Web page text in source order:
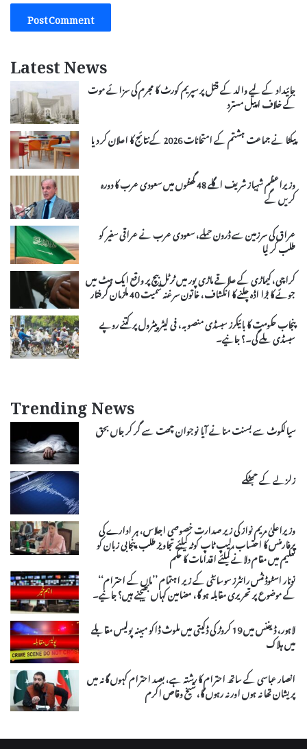
Latest News
جائیداد کے لیے والد کے قتل پر سپریم کورٹ کا مجرم کی سزائے موت
کے خلاف اپیل مسترد
پیکٹا نے جماعت ہشتم کے امتحانات 2026 کے نتائج کا اعلان کر دیا
وزیراعظم شہباز شریف اگلے 48 گھنٹوں میں سعودی عرب کا دورہ
کریں گے
عراق کی سرزمین سے ڈرون حملے، سعودی عرب نے عراقی سفیر کو
طلب کر لیا
کراچی، کیماڑی کے علاقے ماڑی پور میں ٹرٹل بیچ پر واقع ایک ہٹ میں
جوئے کا بڑا اڈہ چلنے کا انکشاف، خاتون سرغنہ سمیت 40 ملزمان گرفتار
پنجاب حکومت کا بائیکرز سبسڈی منصوبہ، فی لیٹر پیٹرول پر کتنے روپے
سبسڈی ملے گی۔؟ جانیے۔
Trending News
سیالکوٹ سے بسنت منانے آیا نوجوان چھت سے گر کر جاں بحق
زلزلے کے جھٹکے
وزیراعلیٰ مریم نواز کی زیر صدارت خصوصی اجلاس، ہر ادارے کی
پرفارمنس کا احتساب،لیپ ٹاپ کوٹہ کیلئے تجاویز طلب،پنجابی زبان کو
تعلیم میں مقام دلانے کیلئے اقدامات کا حکم
نونار اسٹوڈنٹس رائٹرز سوسائٹی کے زیر اہتمام ’’ماں کے احترام‘‘
کے موضوع پر تحریری مقابلہ ہو گا، مضامین کہاں بھیجنے ہیں؟ جانیے۔
لاہور، ڈیفنس میں 19 کروڑ کی ڈکیتی میں ملوث ڈاکو مبینہ پولیس مقابلے
میں ہلاک
انصار عباسی کے ساتھ احترام کا رشتہ ہے، بصد احترام کہوں گا نہ میں
پریشان تھا نہ ہوں اور نہ رہوں گا، شیخ وقاص اکرم